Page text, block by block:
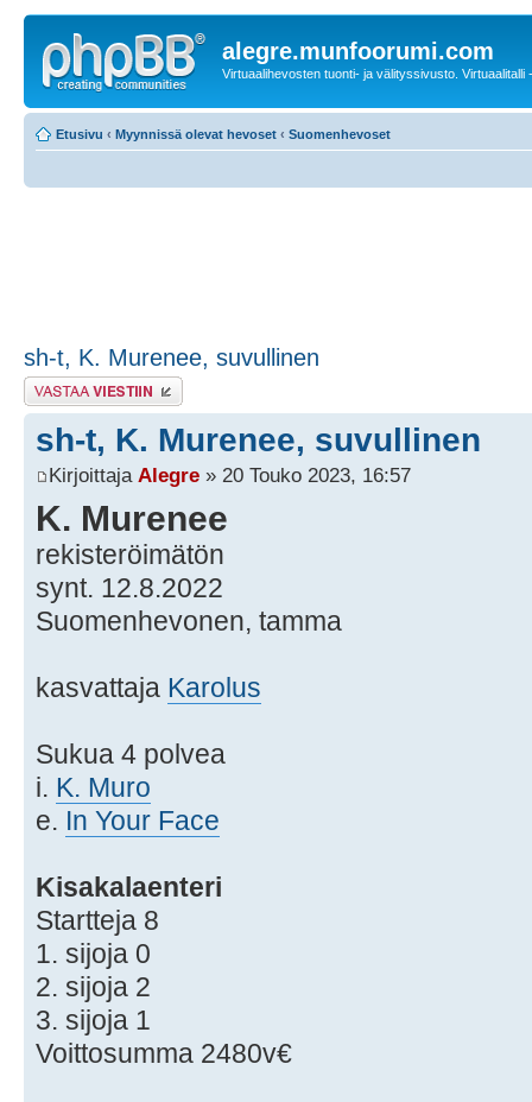
alegre.munfoorumi.com
Virtuaalihevosten tuonti- ja välityssivusto. Virtuaalitalli
Etusivu ‹ Myynnissä olevat hevoset ‹ Suomenhevoset
sh-t, K. Murenee, suvullinen
Lähetä vastaus
sh-t, K. Murenee, suvullinen
Kirjoittaja Alegre » 20 Touko 2023, 16:57
K. Murenee
rekisteröimätön
synt. 12.8.2022
Suomenhevonen, tamma
kasvattaja Karolus
Sukua 4 polvea
i. K. Muro
e. In Your Face
Kisakalaenteri
Startteja 8
1. sijoja 0
2. sijoja 2
3. sijoja 1
Voittosumma 2480v€